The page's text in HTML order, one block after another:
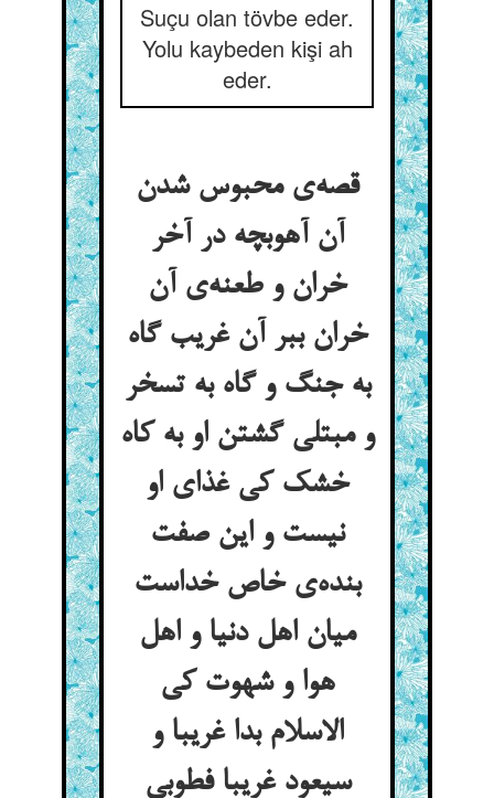
Suçu olan tövbe eder.
Yolu kaybeden kişi ah
eder.
قصه‌ی محبوس شدن
آن آهوبچه در آخر
خران و طعنه‌ی آن
خران ببر آن غریب گاه
به جنگ و گاه به تسخر
و مبتلی گشتن او به کاه
خشک کی غذای او
نیست و این صفت
بنده‌ی خاص خداست
میان اهل دنیا و اهل
هوا و شهوت کی
الاسلام بدا غریبا و
سیعود غریبا فطوبی